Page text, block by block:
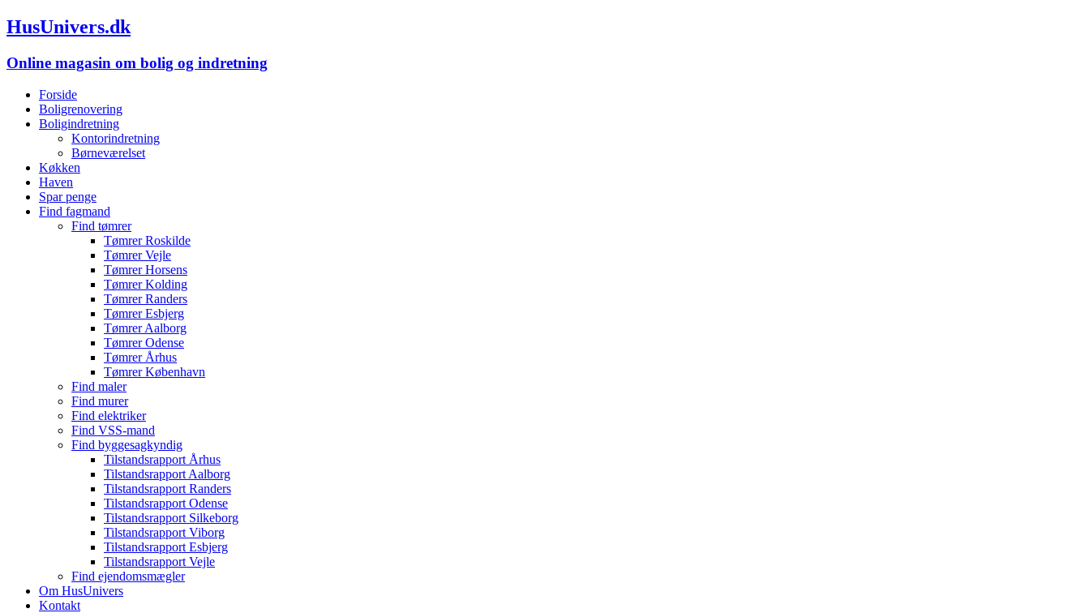
HusUnivers.dk
Online magasin om bolig og indretning
Forside
Boligrenovering
Boligindretning
Kontorindretning
Børneværelset
Køkken
Haven
Spar penge
Find fagmand
Find tømrer
Tømrer Roskilde
Tømrer Vejle
Tømrer Horsens
Tømrer Kolding
Tømrer Randers
Tømrer Esbjerg
Tømrer Aalborg
Tømrer Odense
Tømrer Århus
Tømrer København
Find maler
Find murer
Find elektriker
Find VSS-mand
Find byggesagkyndig
Tilstandsrapport Århus
Tilstandsrapport Aalborg
Tilstandsrapport Randers
Tilstandsrapport Odense
Tilstandsrapport Silkeborg
Tilstandsrapport Viborg
Tilstandsrapport Esbjerg
Tilstandsrapport Vejle
Find ejendomsmægler
Om HusUnivers
Kontakt